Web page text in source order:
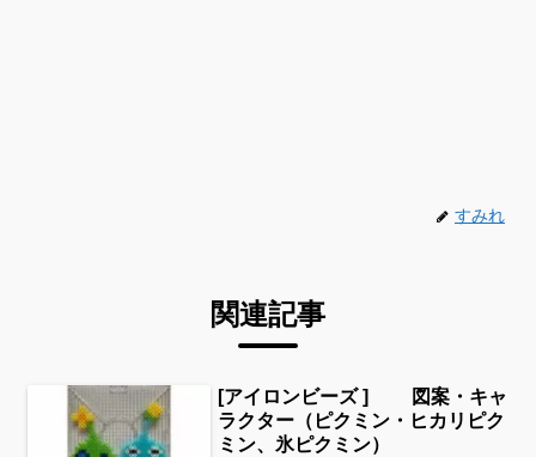
すみれ
関連記事
[アイロンビーズ ] 図案・キャ
ラクター（ピクミン・ヒカリピク
ミン、氷ピクミン）